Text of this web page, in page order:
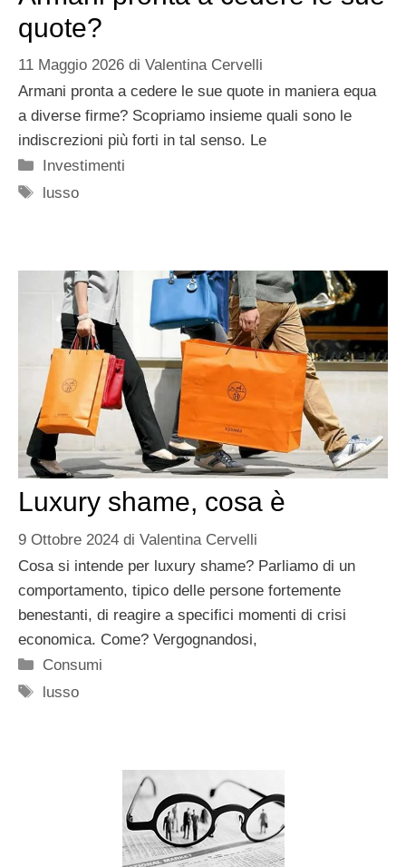
quote?
11 Maggio 2026 di Valentina Cervelli
Armani pronta a cedere le sue quote in maniera equa
a diverse firme? Scopriamo insieme quali sono le
indiscrezioni più forti in tal senso. Le
Categorie
Investimenti
Tag
lusso
Luxury shame, cosa è
9 Ottobre 2024 di Valentina Cervelli
Cosa si intende per luxury shame? Parliamo di un
comportamento, tipico delle persone fortemente
benestanti, di reagire a specifici momenti di crisi
economica. Come? Vergognandosi,
Categorie
Consumi
Tag
lusso